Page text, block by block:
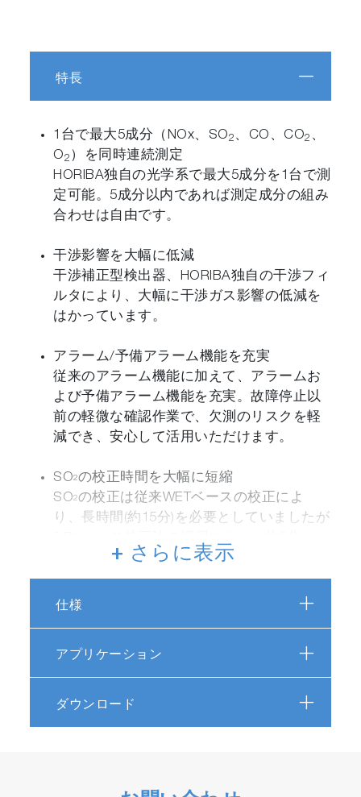
特長
1台で最大5成分（NOx、SO2 、CO、CO2 、
O2 ）を同時連続測定
HORIBA独自の光学系で最大5成分を1台で測
定可能。5成分以内であれば測定成分の組み
合わせは自由です。
干渉影響を大幅に低減
干渉補正型検出器、HORIBA独自の干渉フィ
ルタにより、大幅に干渉ガス影響の低減を
はかっています。
アラーム/予備アラーム機能を充実
従来のアラーム機能に加えて、アラームお
よび予備アラーム機能を充実。故障停止以
前の軽微な確認作業で、欠測のリスクを軽
減でき、安心して活用いただけます。
SO2の校正時間を大幅に短縮
SO2の校正は従来WETベースの校正によ
り、長時間(約15分)を必要としていましたが
短縮。欠測時間の短縮化、校正ガスの消費
量削減を実現しました。
関連産業
廃棄物発電
+ さらに表示
仕様
アプリケーション
ダウンロード